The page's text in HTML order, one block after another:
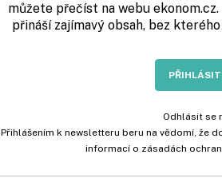
můžete přečíst na webu
přináší zajímavý obsah, bez
Odhlásit se
Přihlášením k newsletteru beru na vědomí, že
informací o zásadách